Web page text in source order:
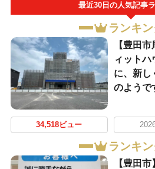
最近30日の人気記事
ランキ
【豊田
ィット
に、新し
のようで
34,518ビュー
ランキ
【豊田